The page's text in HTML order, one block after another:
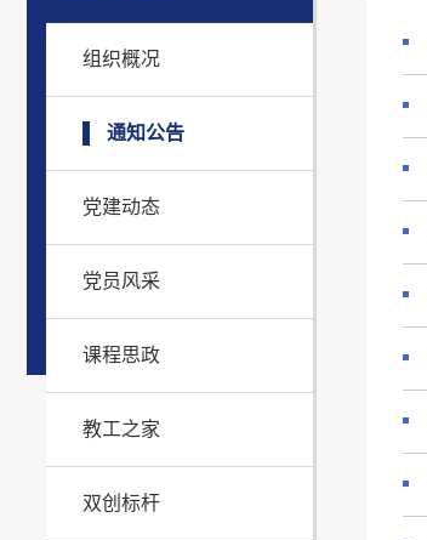
组织概况
通知公告
党建动态
党员风采
课程思政
教工之家
双创标杆